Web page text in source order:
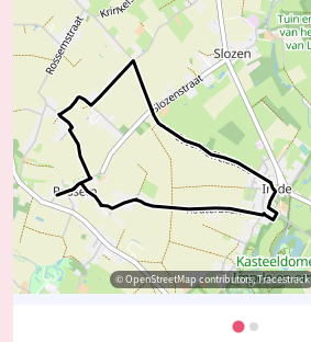
© OpenStreetMap contributors, Tracestrack